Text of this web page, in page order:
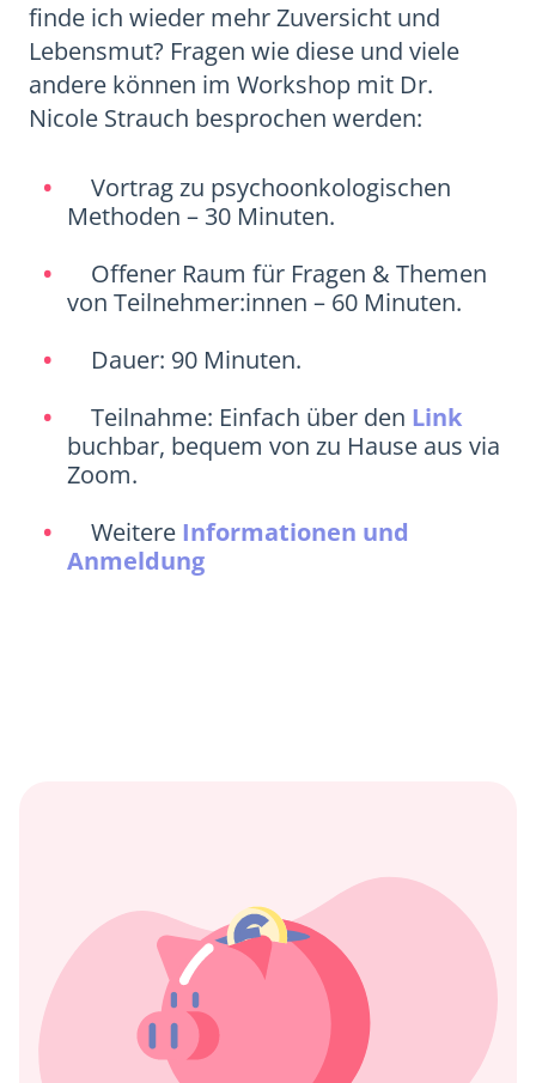
finde ich wieder mehr Zuversicht und
Lebensmut? Fragen wie diese und viele
andere können im Workshop mit Dr.
Nicole Strauch besprochen werden:
Vortrag zu psychoonkologischen
Methoden – 30 Minuten.
Offener Raum für Fragen & Themen
von Teilnehmer:innen – 60 Minuten.
Dauer: 90 Minuten.
Teilnahme: Einfach über den Link
buchbar, bequem von zu Hause aus via
Zoom.
Weitere Informationen und
Anmeldung